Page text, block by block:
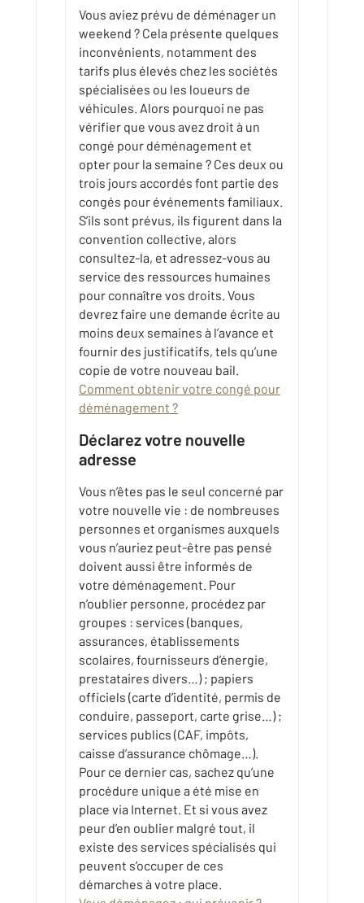
Vous aviez prévu de déménager un
weekend ? Cela présente quelques
inconvénients, notamment des
tarifs plus élevés chez les sociétés
spécialisées ou les loueurs de
véhicules. Alors pourquoi ne pas
vérifier que vous avez droit à un
congé pour déménagement et
opter pour la semaine ? Ces deux ou
trois jours accordés font partie des
congés pour événements familiaux.
S’ils sont prévus, ils figurent dans la
convention collective, alors
consultez-la, et adressez-vous au
service des ressources humaines
pour connaître vos droits. Vous
devrez faire une demande écrite au
moins deux semaines à l’avance et
fournir des justificatifs, tels qu’une
copie de votre nouveau bail.
Comment obtenir votre congé pour
déménagement ?
Déclarez votre nouvelle
adresse
Vous n’êtes pas le seul concerné par
votre nouvelle vie : de nombreuses
personnes et organismes auxquels
vous n’auriez peut-être pas pensé
doivent aussi être informés de
votre déménagement. Pour
n’oublier personne, procédez par
groupes : services (banques,
assurances, établissements
scolaires, fournisseurs d’énergie,
prestataires divers…) ; papiers
officiels (carte d’identité, permis de
conduire, passeport, carte grise…) ;
services publics (CAF, impôts,
caisse d’assurance chômage…).
Pour ce dernier cas, sachez qu’une
procédure unique a été mise en
place via Internet. Et si vous avez
peur d’en oublier malgré tout, il
existe des services spécialisés qui
peuvent s’occuper de ces
démarches à votre place.